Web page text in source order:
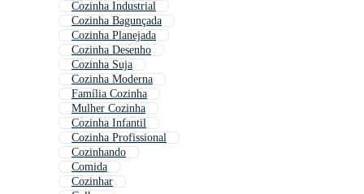
Cozinha Industrial
Cozinha Bagunçada
Cozinha Planejada
Cozinha Desenho
Cozinha Suja
Cozinha Moderna
Família Cozinha
Mulher Cozinha
Cozinha Infantil
Cozinha Profissional
Cozinhando
Comida
Cozinhar